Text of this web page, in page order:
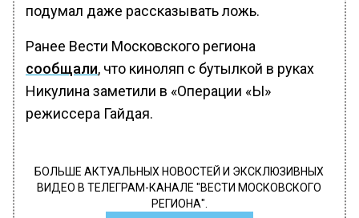
подумал даже рассказывать ложь.
Ранее Вести Московского региона
сообщали, что киноляп с бутылкой в руках
Никулина заметили в «Операции «Ы»
режиссера Гайдая.
БОЛЬШЕ АКТУАЛЬНЫХ НОВОСТЕЙ И ЭКСКЛЮЗИВНЫХ
ВИДЕО В ТЕЛЕГРАМ-КАНАЛЕ "ВЕСТИ МОСКОВСКОГО
РЕГИОНА".